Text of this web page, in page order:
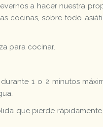
a hacer nuestra
cocinas, sobre todo
para cocinar.
1 o 2 minutos
que pierde